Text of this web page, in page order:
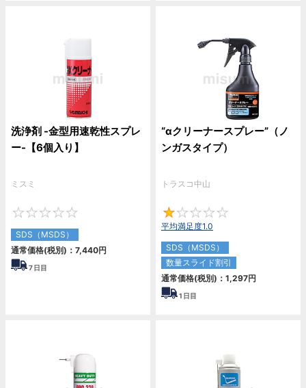
洗浄剤 -金型用速乾性スプレ
ー-【6個入り】
ミスミ
SDS（MSDS）
通常価格(税別)： 7,440円
7日目
“αクリーナースプレー”（ノ
ンガスタイプ）
トラスコ中山
平均満足度1.0
SDS（MSDS）
数量スライド割引
通常価格(税別)： 1,297円
1 日目